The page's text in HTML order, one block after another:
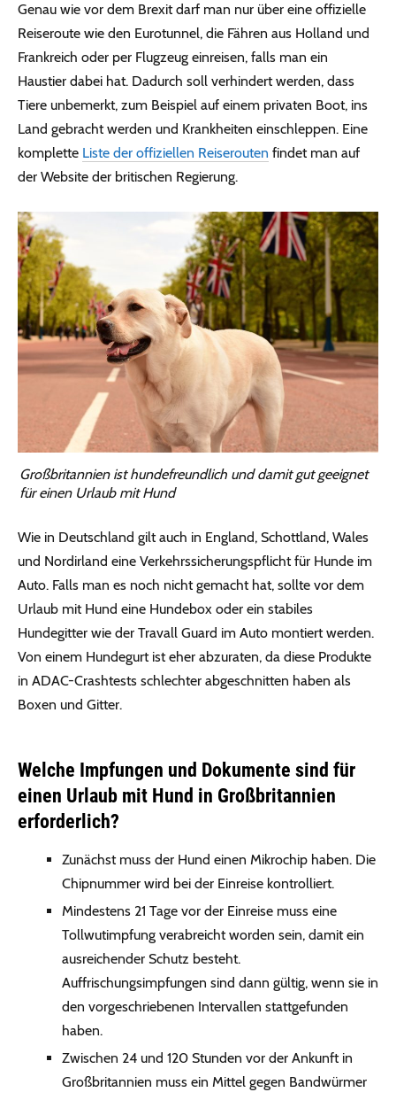
Genau wie vor dem Brexit darf man nur über eine offizielle
Reiseroute wie den Eurotunnel, die Fähren aus Holland und
Frankreich oder per Flugzeug einreisen, falls man ein
Haustier dabei hat. Dadurch soll verhindert werden, dass
Tiere unbemerkt, zum Beispiel auf einem privaten Boot, ins
Land gebracht werden und Krankheiten einschleppen. Eine
komplette Liste der offiziellen Reiserouten findet man auf
der Website der britischen Regierung.
Großbritannien ist hundefreundlich und damit gut geeignet
für einen Urlaub mit Hund
Wie in Deutschland gilt auch in England, Schottland, Wales
und Nordirland eine Verkehrssicherungspflicht für Hunde im
Auto. Falls man es noch nicht gemacht hat, sollte vor dem
Urlaub mit Hund eine Hundebox oder ein stabiles
Hundegitter wie der Travall Guard im Auto montiert werden.
Von einem Hundegurt ist eher abzuraten, da diese Produkte
in ADAC-Crashtests schlechter abgeschnitten haben als
Boxen und Gitter.
Welche Impfungen und Dokumente sind für
einen Urlaub mit Hund in Großbritannien
erforderlich?
Zunächst muss der Hund einen Mikrochip haben. Die
Chipnummer wird bei der Einreise kontrolliert.
Mindestens 21 Tage vor der Einreise muss eine
Tollwutimpfung verabreicht worden sein, damit ein
ausreichender Schutz besteht.
Auffrischungsimpfungen sind dann gültig, wenn sie in
den vorgeschriebenen Intervallen stattgefunden
haben.
Zwischen 24 und 120 Stunden vor der Ankunft in
Großbritannien muss ein Mittel gegen Bandwürmer